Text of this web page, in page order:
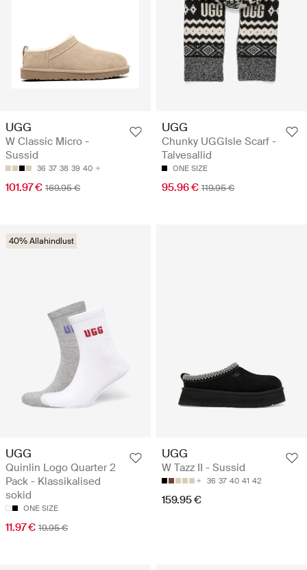
UGG
W Classic Micro -
Sussid
36 37 38 39 40
101.97 € 169.95 €
UGG
Chunky UGGIsle Scarf -
Talvesallid
ONE SIZE
95.96 € 119.95 €
40% Allahindlust
UGG
Quinlin Logo Quarter 2
Pack - Klassikalised
sokid
ONE SIZE
11.97 € 19.95 €
UGG
W Tazz II - Sussid
36 37 40 41 42
159.95 €